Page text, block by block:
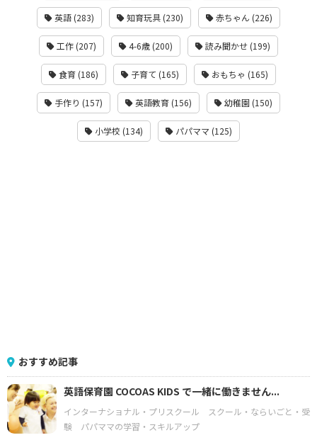
英語 (283) 知育玩具 (230) 赤ちゃん (226)
工作 (207) 4-6歳 (200) 読み聞かせ (199)
食育 (186) 子育て (165) おもちゃ (165)
手作り (157) 英語教育 (156) 幼稚園 (150)
小学校 (134) パパママ (125)
おすすめ記事
英語保育園 COCOAS KIDS で一緒に働きません...
インターナショナル・プリスクール
スクール・ならいごと・受
験
パパママの学習・スキルアップ